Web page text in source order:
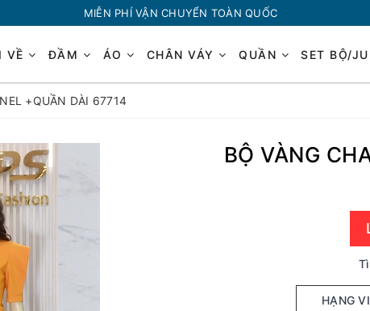
MIỄN PHÍ VẬN CHUYỂN TOÀN QUỐC
VỀ ĐẦM ÁO CHÂN VÁY QUẦN SET BỘ/
+QUẦN DÀI 67714
BỘ VÀNG
HẠNG